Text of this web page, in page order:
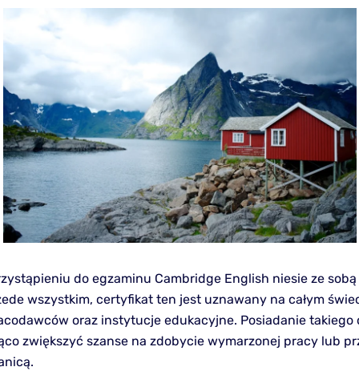
do egzaminu Cambridge English niesie ze
wszystkim, certyfikat ten jest uznawany na całym
oraz instytucje edukacyjne. Posiadanie takiego
zwiększyć szanse na zdobycie wymarzonej pracy lub